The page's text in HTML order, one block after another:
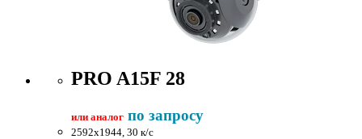
PRO A15F 28
или аналог по запросу
2592x1944, 30 к/c